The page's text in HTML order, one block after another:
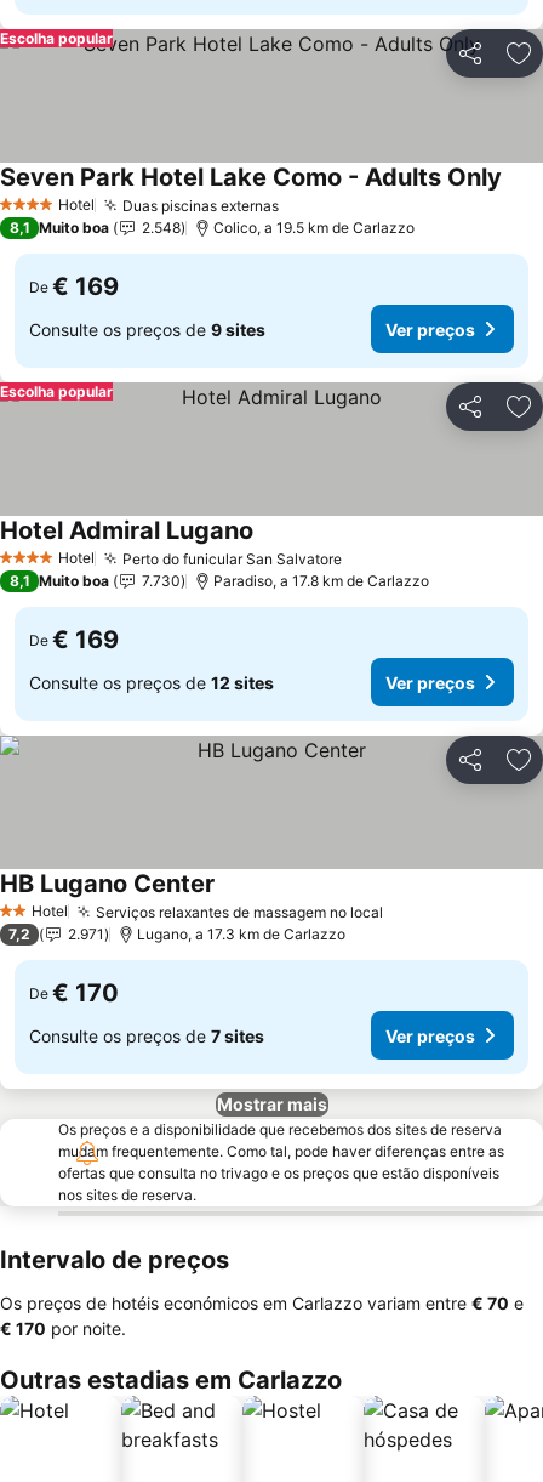
Partilhar
Escolha popular
4 EstrelasHotel Duas piscinas externas
Seven Park Hotel Lake Como - Adults Only
8,1 Muito boa 2.548 Colico, a 19.5 km de Carlazzo
De € 169
Consulte os preços de 9 sites Ver preços
Partilhar
Escolha popular
4 EstrelasHotel Perto do funicular San Salvatore
Hotel Admiral Lugano
8,1 Muito boa 7.730 Paradiso, a 17.8 km de Carlazzo
De € 169
Consulte os preços de 12 sites Ver preços
Partilhar
2 Estrelas
Hotel Serviços relaxantes de massagem no local
HB Lugano Center
7,2 2.971 Lugano, a 17.3 km de Carlazzo
De € 170
Consulte os preços de 7 sites Ver preços
Mostrar mais
Os preços e a disponibilidade que recebemos dos sites de reserva
mudam frequentemente. Como tal, pode haver diferenças entre as
ofertas que consulta no trivago e os preços que estão disponíveis
nos sites de reserva.
Intervalo de preços
Os preços de hotéis económicos em Carlazzo variam entre ‎€ 70 e
‎€ 170 por noite.
Outras estadias em Carlazzo